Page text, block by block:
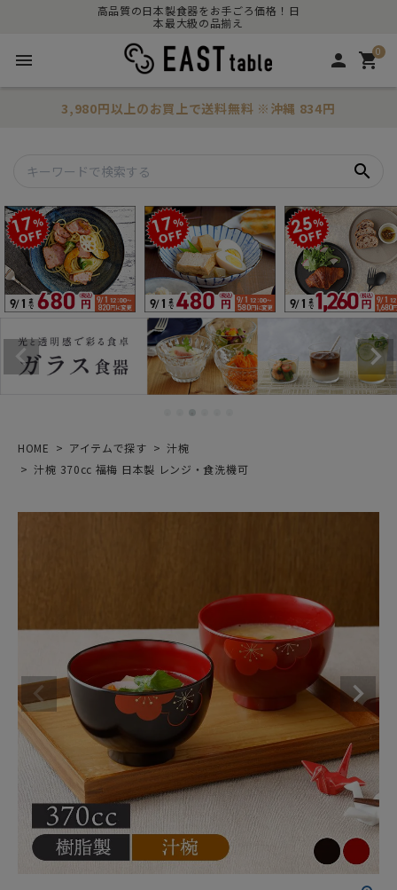
高品質の日本製食器をお手ごろ価格！日
本最大級の品揃え
menu person 0
shopping_cart
3,980円以上のお買上で送料無料 ※沖縄 834円
search
HOME アイテムで探す
汁椀
汁椀 370cc 福梅 日本製 レンジ・食洗機可